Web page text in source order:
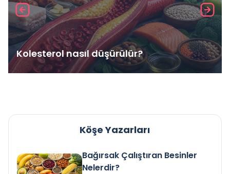
Kolesterol nasıl düşürülür?
Köşe Yazarları
Bağırsak Çalıştıran Besinler
Nelerdir?